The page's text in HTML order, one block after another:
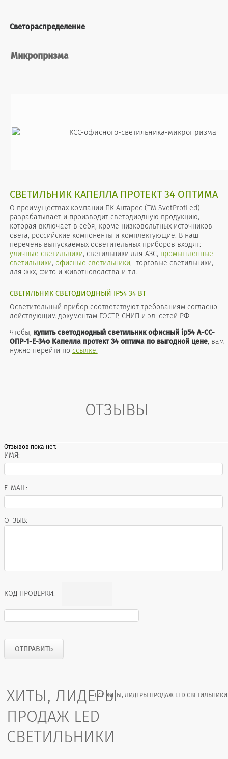
Светораспределение
Микропризма
СВЕТИЛЬНИК КАПЕЛЛА ПРОТЕКТ 34 ОПТИМА
О преимуществах компании ПК Антарес (TM SvetProfLed)-
разрабатывает и производит светодиодную продукцию,
которая включает в себя, кроме низковольтных источников
света, российские компоненты и комплектующие. В наш
перечень выпускаемых осветительных приборов входят:
уличные светильники, светильники для АЗС, промышленные
светильники, офисные светильники, торговые светильники,
для жкх, фито и животноводства и т.д.
СВЕТИЛЬНИК СВЕТОДИОДНЫЙ IP54 34 ВТ
Осветительный прибор соответствуют требованиям согласно
действующим документам ГОСТР, СНИП и эл. сетей РФ.
Чтобы, купить светодиодный светильник офисный ip54 А-СС-
ОПР-1-Е-34оКапелла протект 34 оптима по выгодной цене, вам
нужно перейти по ссылке.
ОТЗЫВЫ
Отзывов пока нет.
ИМЯ:
E-MAIL:
ОТЗЫВ:
КОД ПРОВЕРКИ:
ХИТЫ, ЛИДЕРЫ
ПРОДАЖ LED
СВЕТИЛЬНИКИ
ВСЕ ХИТЫ, ЛИДЕРЫ ПРОДАЖ LED СВЕТИЛЬНИКИ